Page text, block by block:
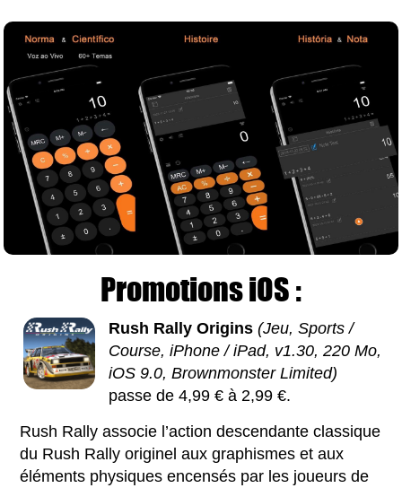
Promotions iOS :
Rush Rally Origins (Jeu, Sports /
Course, iPhone / iPad, v1.30, 220 Mo,
iOS 9.0, Brownmonster Limited)
passe de 4,99 € à 2,99 €.
Rush Rally associe l’action descendante classique
du Rush Rally originel aux graphismes et aux
éléments physiques encensés par les joueurs de